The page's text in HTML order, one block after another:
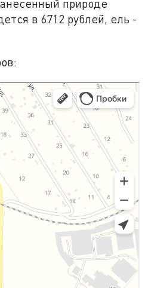
природе
в 6712 рублей, ель -
поиск мест